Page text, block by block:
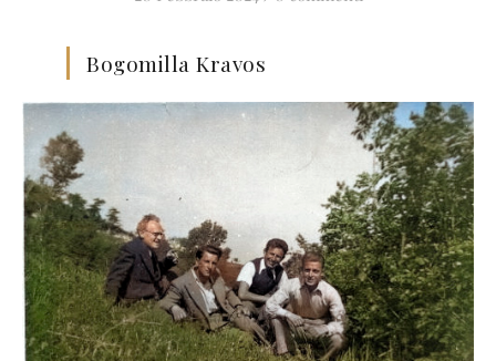
Bogomilla Kravos